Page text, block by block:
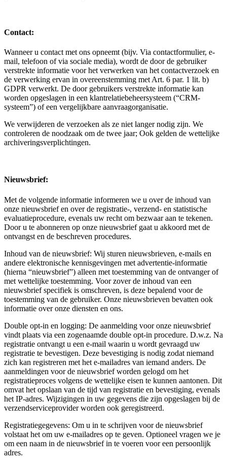
Contact:
Wanneer u contact met ons opneemt (bijv. Via contactformulier, e-
mail, telefoon of via sociale media), wordt de door de gebruiker
verstrekte informatie voor het verwerken van het contactverzoek en
de verwerking ervan in overeenstemming met Art. 6 par. 1 lit. b)
GDPR verwerkt. De door gebruikers verstrekte informatie kan
worden opgeslagen in een klantrelatiebeheersysteem (“CRM-
systeem”) of een vergelijkbare aanvraagorganisatie.
We verwijderen de verzoeken als ze niet langer nodig zijn. We
controleren de noodzaak om de twee jaar; Ook gelden de wettelijke
archiveringsverplichtingen.
Nieuwsbrief:
Met de volgende informatie informeren we u over de inhoud van
onze nieuwsbrief en over de registratie-, verzend- en statistische
evaluatieprocedure, evenals uw recht om bezwaar aan te tekenen.
Door u te abonneren op onze nieuwsbrief gaat u akkoord met de
ontvangst en de beschreven procedures.
Inhoud van de nieuwsbrief: Wij sturen nieuwsbrieven, e-mails en
andere elektronische kennisgevingen met advertentie-informatie
(hierna “nieuwsbrief”) alleen met toestemming van de ontvanger of
met wettelijke toestemming. Voor zover de inhoud van een
nieuwsbrief specifiek is omschreven, is deze bepalend voor de
toestemming van de gebruiker. Onze nieuwsbrieven bevatten ook
informatie over onze diensten en ons.
Double opt-in en logging: De aanmelding voor onze nieuwsbrief
vindt plaats via een zogenaamde double opt-in procedure. D.w.z. Na
registratie ontvangt u een e-mail waarin u wordt gevraagd uw
registratie te bevestigen. Deze bevestiging is nodig zodat niemand
zich kan registreren met het e-mailadres van iemand anders. De
aanmeldingen voor de nieuwsbrief worden gelogd om het
registratieproces volgens de wettelijke eisen te kunnen aantonen. Dit
omvat het opslaan van de tijd van registratie en bevestiging, evenals
het IP-adres. Wijzigingen in uw gegevens die zijn opgeslagen bij de
verzendserviceprovider worden ook geregistreerd.
Registratiegegevens: Om u in te schrijven voor de nieuwsbrief
volstaat het om uw e-mailadres op te geven. Optioneel vragen we je
om een ​​naam in de nieuwsbrief in te voeren voor een persoonlijk
adres.